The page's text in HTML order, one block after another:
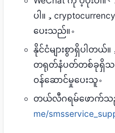
ပါ။，
ပေးသည်။。
နိုင်ငံများစွာရှိပါတယ်။
တရုတ်နံပတ်တစ်ခုရှိသည်
ဝန်ဆောင်မှုပေးသူ。
တယ်လီဂရမ်ဖောက်သည်
me/